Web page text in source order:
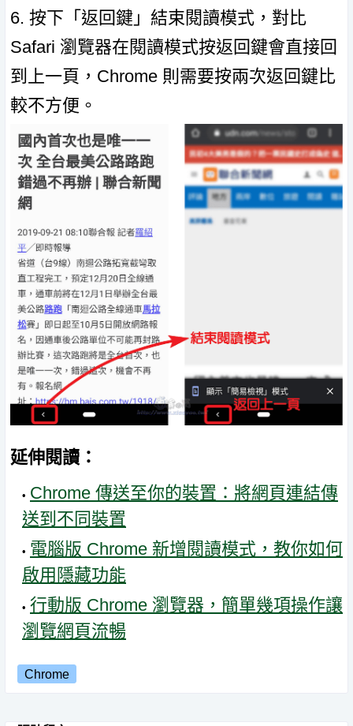
6. 按下「返回鍵」結束閱讀模式，對比
Safari 瀏覽器在閱讀模式按返回鍵會直接回
到上一頁，Chrome 則需要按兩次返回鍵比
較不方便。
延伸閱讀：
Chrome 傳送至你的裝置：將網頁連結傳
送到不同裝置
電腦版 Chrome 新增閱讀模式，教你如何
啟用隱藏功能
行動版 Chrome 瀏覽器，簡單幾項操作讓
瀏覽網頁流暢
Chrome